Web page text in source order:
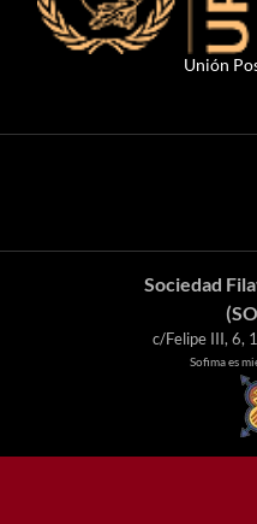
Unión
Sociedad
c/Felipe III, 6,
Sofima es